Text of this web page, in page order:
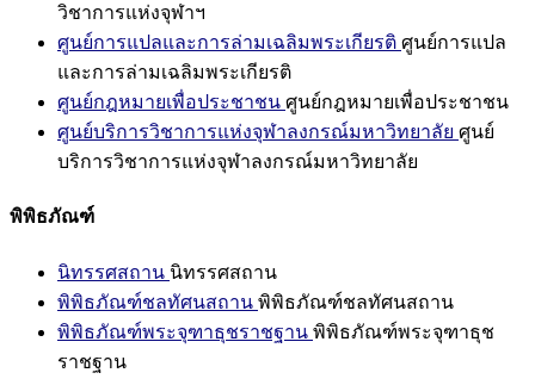
วิชาการแห่งจุฬาฯ
ศูนย์การแปลและการล่ามเฉลิมพระเกียรติ ศูนย์การแปล
และการล่ามเฉลิมพระเกียรติ
ศูนย์กฎหมายเพื่อประชาชน ศูนย์กฎหมายเพื่อประชาชน
ศูนย์บริการวิชาการแห่งจุฬาลงกรณ์มหาวิทยาลัย ศูนย์
บริการวิชาการแห่งจุฬาลงกรณ์มหาวิทยาลัย
พิพิธภัณฑ์
นิทรรศสถาน นิทรรศสถาน
พิพิธภัณฑ์ชลทัศนสถาน พิพิธภัณฑ์ชลทัศนสถาน
พิพิธภัณฑ์พระจุฑาธุชราชฐาน พิพิธภัณฑ์พระจุฑาธุช
ราชฐาน